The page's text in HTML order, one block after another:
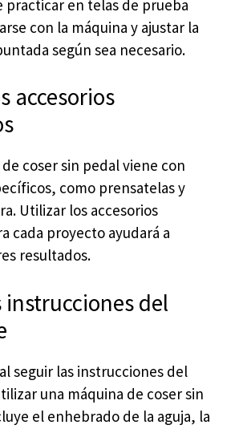
practicar en telas de prueba
con la máquina y ajustar la
según sea necesario.
accesorios
coser sin pedal viene con
como prensatelas y
Utilizar los accesorios
cada proyecto ayudará a
resultados.
instrucciones del
seguir las instrucciones del
una máquina de coser sin
el enhebrado de la aguja, la